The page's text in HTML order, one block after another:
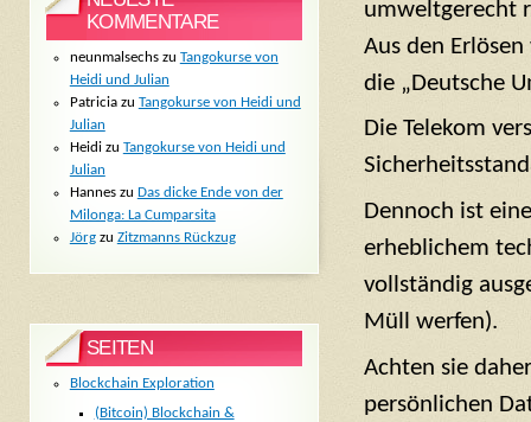
umweltgerecht
Aus den
die „Deutsche
Die Telekom
Dennoch ist
erheblichem
vollständig
Müll werfen).
Achten sie
persönlichen
KOMMENTARE
neunmalsechszu Tangokurse von
Heidi und Julian
Patriciazu Tangokurse von Heidi und
Julian
Heidizu Tangokurse von Heidi und
Julian
Hanneszu Das dicke Ende von der
Milonga: La Cumparsita
Jörgzu Zitzmanns Rückzug
SEITEN
Blockchain Exploration
(Bitcoin) Blockchain &